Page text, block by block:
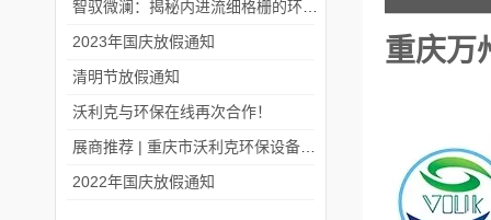
重庆万
2023年国庆放假通知
清明节放假通知
沃利克与环保在线再次合作！
2022年国庆放假通知